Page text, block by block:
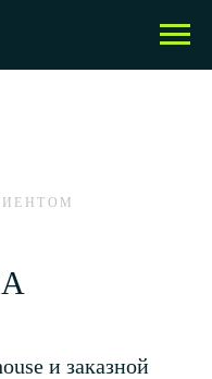
и заказной